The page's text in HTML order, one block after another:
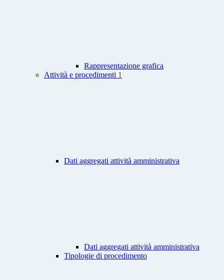
Rappresentazione grafica
Attività e procedimenti 1
Dati aggregati attività amministrativa
Dati aggregati attività amministrativa
Tipologie di procedimento